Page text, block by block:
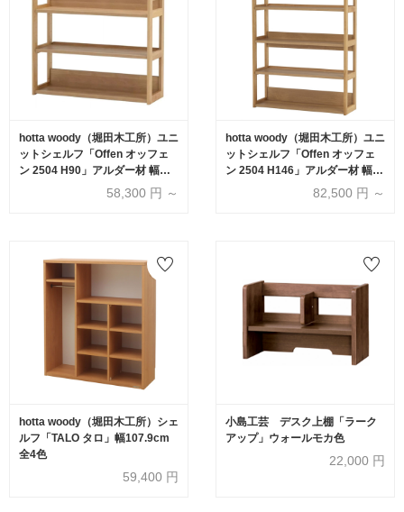
hotta woody（堀田木工所）ユニ
ットシェルフ「Offen オッフェ
ン 2504 H90」アルダー材 幅全2
サイズ【受注生産品】58,300 円 ～
hotta woody（堀田木工所）ユニ
ットシェルフ「Offen オッフェ
ン 2504 H146」アルダー材 幅全
2サイズ【受注生産品】
82,500 円 ～
hotta woody（堀田木工所）シェ
ルフ「TALO タロ」幅107.9cm
全4色
59,400 円
小島工芸 デスク上棚「ラーク
アップ」ウォールモカ色
22,000 円